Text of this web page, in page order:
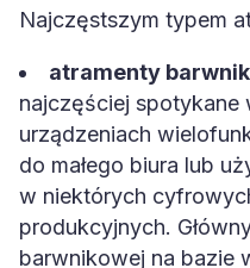
Najczęstszym typem
atramenty
najczęściej spotykane
urządzeniach
do małego biura lub
w niektórych
produkcyjnych.
barwnikowej na bazie